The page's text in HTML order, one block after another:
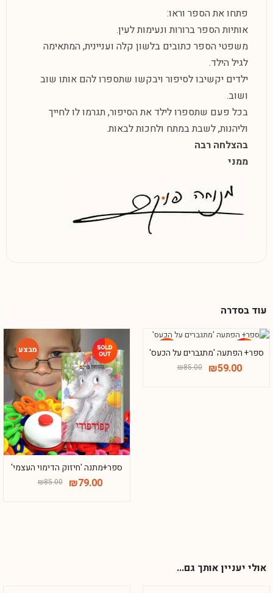
פתחו את הספר וראו:
אותיות הספר ברורות ונעימות לעין.
משפטי הספר כתובים בלשון קלה ועניינית, המתאימה
לגיל הילד.
ילדים יקשיבו לסיפור ויבקשו שתספרו להם אותו שוב
ושוב.
בכל פעם שתספרו לילד את הסיפור, תגרמו לו לחייך
וליהנות, לשבת במתח ולחכות לבאות.
בהצלחה רבה
ממני
עוד בסדרה
-7%
ספר+מתנה 'חיזוק הדימוי העצמי'
₪85.00 ₪79.00
ספר+ הפתעה 'מתגברים על הכעס'
₪85.00 ₪59.00
אולי יעניין אותך גם...